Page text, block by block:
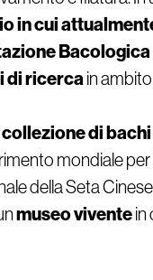
in cui
Bacologica
di ricercain
di bachi
mondiale
della Seta
museo viventein